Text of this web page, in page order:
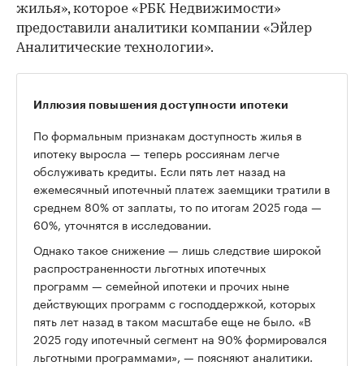
жилья», которое «РБК Недвижимости»
предоставили аналитики компании «Эйлер
Аналитические технологии».
Иллюзия повышения доступности ипотеки
По формальным признакам доступность жилья в
ипотеку выросла — теперь россиянам легче
обслуживать кредиты. Если пять лет назад на
ежемесячный ипотечный платеж заемщики тратили в
среднем 80% от заплаты, то по итогам 2025 года —
60%, уточнятся в исследовании.
Однако такое снижение — лишь следствие широкой
распространенности льготных ипотечных
программ — семейной ипотеки и прочих ныне
действующих программ с господдержкой, которых
пять лет назад в таком масштабе еще не было. «В
2025 году ипотечный сегмент на 90% формировался
льготными программами», — поясняют аналитики.